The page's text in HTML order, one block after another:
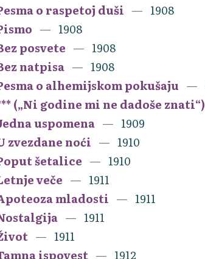
o raspetoj duši
1908
1908
posvete
1908
natpisa
1908
o alhemijskom pokušaju
(„Ni godine mi ne dadoše znati“)
uspomena
1909
zvezdane noći
1910
šetalice
1910
veče
1911
mladosti
1911
1911
1911
ispovest
1912